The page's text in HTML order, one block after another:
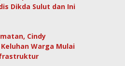
Dikda Sulut dan Ini
Cindy
Warga Mulai